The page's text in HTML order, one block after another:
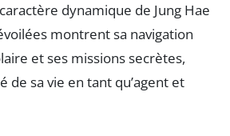
dynamique de Jung Hae
montrent sa navigation
et ses missions secrètes,
de sa vie en tant qu’agent et